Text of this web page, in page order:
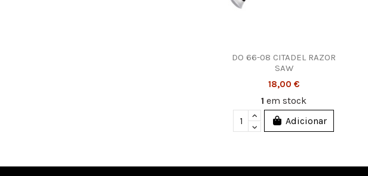
DO 66-08 CITADEL RAZOR
SAW
18,00 €
1em stock
Adicionar